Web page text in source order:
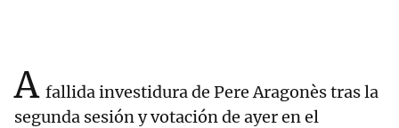
A fallida investidura de Pere Aragonès tras la
segunda sesión y votación de ayer en el